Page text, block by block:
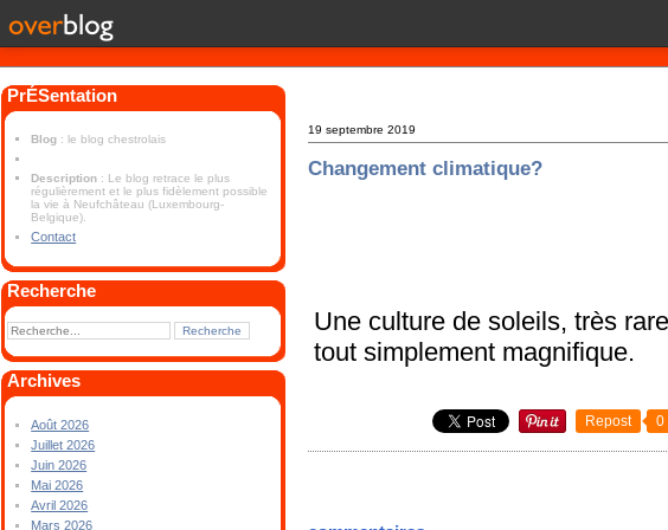
PrÉSentation
Blog : le blog chestrolais
Description : Le blog retrace le plus
régulièrement et le plus fidèlement possible
la vie à Neufchâteau (Luxembourg-
Belgique).
Contact
Recherche
Archives
Août 2026
Juillet 2026
Juin 2026
Mai 2026
Avril 2026
Mars 2026
19 septembre 2019
Changement climatique?
Une culture de soleils, très
tout simplement magnifique.
Repost 0